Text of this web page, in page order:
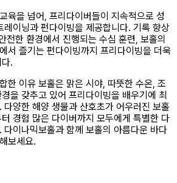
육을 넘어, 프리다이버들이 지속적으로 성
레이닝과 펀다이빙을 제공합니다. 기록 향상
전한 환경에서 진행되는 수심 훈련, 보홀의
서 즐기는 펀다이빙까지 프리다이빙을 더욱
.
한 이유 보홀은 맑은 시야, 따뜻한 수온, 조
을 갖추고 있어 프리다이빙을 배우기에 최
양한 해양 생물과 산호초가 어우러진 보홀
경험 많은 다이버까지 모두에게 특별한 다
다이나믹보홀과 함께 보홀의 아름다운 바다
보세요.